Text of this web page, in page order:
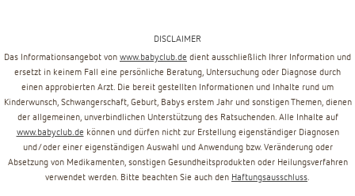
DISCLAIMER
Das Informationsangebot von www.babyclub.de dient ausschließlich Ihrer Information und
ersetzt in keinem Fall eine persönliche Beratung, Untersuchung oder Diagnose durch
einen approbierten Arzt. Die bereit gestellten Informationen und Inhalte rund um
Kinderwunsch, Schwangerschaft, Geburt, Babys erstem Jahr und sonstigen Themen, dienen
der allgemeinen, unverbindlichen Unterstützung des Ratsuchenden. Alle Inhalte auf
www.babyclub.de können und dürfen nicht zur Erstellung eigenständiger Diagnosen
und/oder einer eigenständigen Auswahl und Anwendung bzw. Veränderung oder
Absetzung von Medikamenten, sonstigen Gesundheitsprodukten oder Heilungsverfahren
verwendet werden. Bitte beachten Sie auch den Haftungsausschluss.